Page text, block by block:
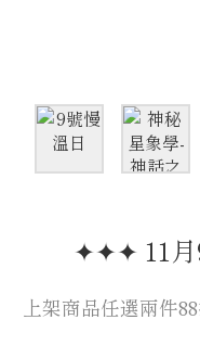
✦✦✦ 11
上架商品任選兩件